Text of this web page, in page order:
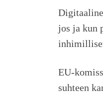
jos ja kun
EU-
suhteen